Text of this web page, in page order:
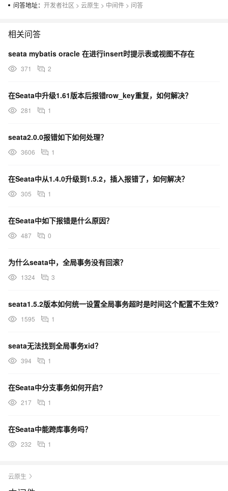
问答地址： 开发者社区 > 云原生 > 中间件 > 问答
相关问答
seata mybatis oracle 在进行insert时提示表或视图不存在
371 2
在Seata中升级1.61版本后报错row_key重复，如何解决？
281 1
seata2.0.0报错如下如何处理？
3606 1
在Seata中从1.4.0升级到1.5.2，插入报错了，如何解决？
305 1
在Seata中如下报错是什么原因？
487 0
为什么seata中，全局事务没有回滚？
1324 3
seata1.5.2版本如何统一设置全局事务超时是时间这个配置不生效?
1595 1
seata无法找到全局事务xid？
394 1
在Seata中分支事务如何开启?
217 1
在Seata中能跨库事务吗？
232 1
云原生